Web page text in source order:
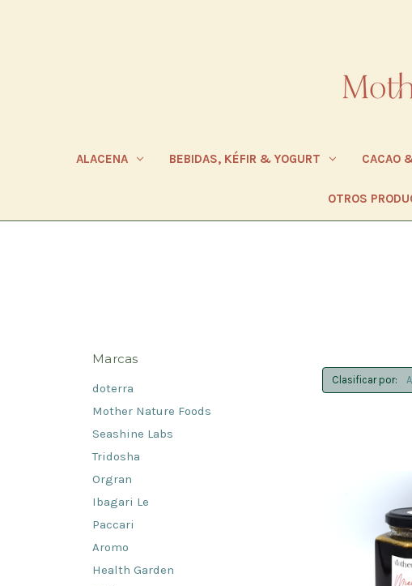
ALACENA BEBIDAS, KÉFIR & YOGURT CACAO
OTROS
Marcas
doterra
Mother Nature Foods
Seashine Labs
Tridosha
Orgran
Ibagari Le
Paccari
Aromo
Health Garden
Clasificar por: